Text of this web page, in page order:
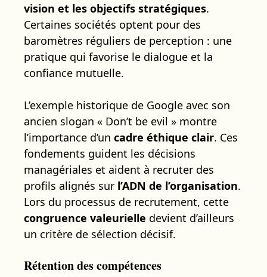
vision et les objectifs stratégiques.
Certaines sociétés optent pour des
baromètres réguliers de perception : une
pratique qui favorise le dialogue et la
confiance mutuelle.
L’exemple historique de Google avec son
ancien slogan « Don’t be evil » montre
l’importance d’un cadre éthique clair. Ces
fondements guident les décisions
managériales et aident à recruter des
profils alignés sur l’ADN de l’organisation.
Lors du processus de recrutement, cette
congruence valeurielle devient d’ailleurs
un critère de sélection décisif.
Rétention des compétences